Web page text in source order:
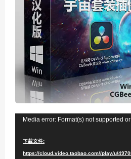
Media error: Format(s) not supported
下载文件:
https://cloud.video.taobao.com//play/u/